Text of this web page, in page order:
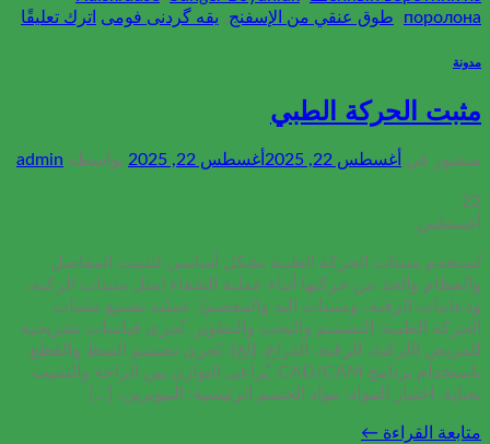
поролона، طوق عنقي من الإسفنج، یقه گردنی فومی اترك تعليقًا
مدونة
مثبت الحركة الطبي
منشور في أغسطس 22, 2025 أغسطس 22, 2025 بواسطة admin
22
أغسطس
تُستخدم مثبتات الحركة الطبية بشكل أساسي لتثبيت المفاصل
والعظام والحد من حركتها أثناء عملية الشفاء (مثل مثبتات الركبة،
ودعامات الرقبة، ومثبتات اليد والمعصم). عملية تصنيع مثبتات
الحركة الطبية: التصميم والبحث والتطوير. تُجرى قياسات تشريحية
للمريض (الركبة، الرقبة، الذراع، إلخ). يُجرى تصميم النمط والقطع
باستخدام برنامج CAD/CAM. يُراعى التوازن بين الراحة والتثبيت
بعناية. اختيار المواد: مواد الجسم الرئيسية: النيوبرين، [...]
متابعة القراءة ←